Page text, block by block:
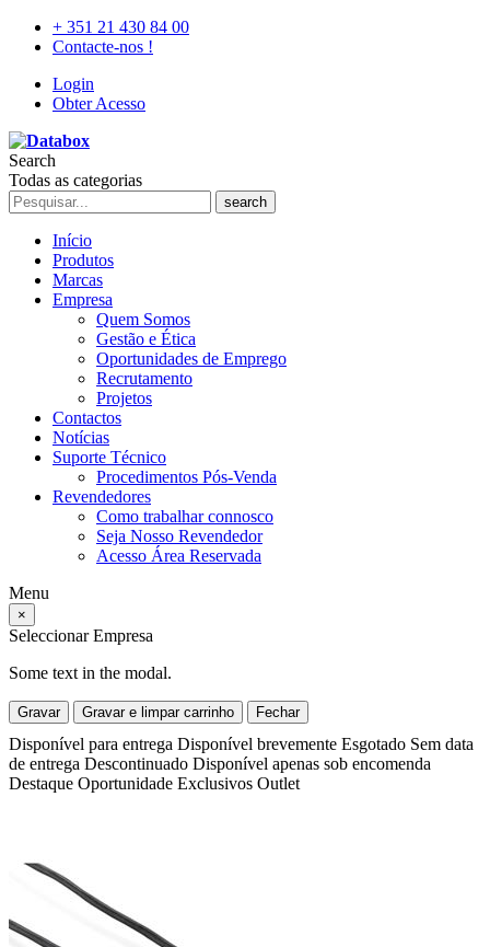
+ 351 21 430 84 00
Contacte-nos !
Login
Obter Acesso
Search
Todas as categorias
search
Início
Produtos
Marcas
Empresa
Quem Somos
Gestão e Ética
Oportunidades de Emprego
Recrutamento
Projetos
Contactos
Notícias
Suporte Técnico
Procedimentos Pós-Venda
Revendedores
Como trabalhar connosco
Seja Nosso Revendedor
Acesso Área Reservada
Menu
×
Seleccionar Empresa
Some text in the modal.
Gravar Gravar e limpar carrinho Fechar
Disponível para entrega Disponível brevemente Esgotado Sem data
de entrega Descontinuado Disponível apenas sob encomenda
Destaque Oportunidade Exclusivos Outlet